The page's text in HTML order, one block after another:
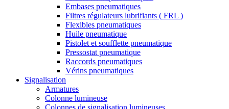
Embases pneumatiques
Filtres régulateurs lubrifiants ( FRL )
Flexibles pneumatiques
Huile pneumatique
Pistolet et soufflette pneumatique
Pressostat pneumatique
Raccords pneumatiques
Vérins pneumatiques
Signalisation
Armatures
Colonne lumineuse
Colonnes de signalisation lumineuses